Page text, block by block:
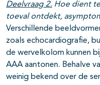
Deelvraag 2. Hoe dient
toeval ontdekt,
Verschillende
zoals echocardiografie,
de wervelkolom kunnen
AAA aantonen. Behalve
weinig bekend over de